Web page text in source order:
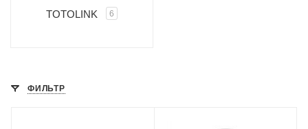
TOTOLINK 6
ФИЛЬТР